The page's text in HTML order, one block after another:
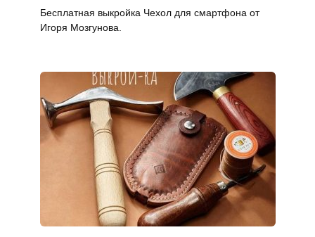
Бесплатная выкройка Чехол для смартфона от
Игоря Мозгунова.